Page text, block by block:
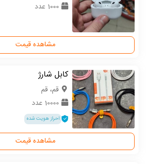
1000 عدد
مشاهده قیمت
کابل شارژ
قم، قم
10000 عدد
احراز هویت شده
مشاهده قیمت